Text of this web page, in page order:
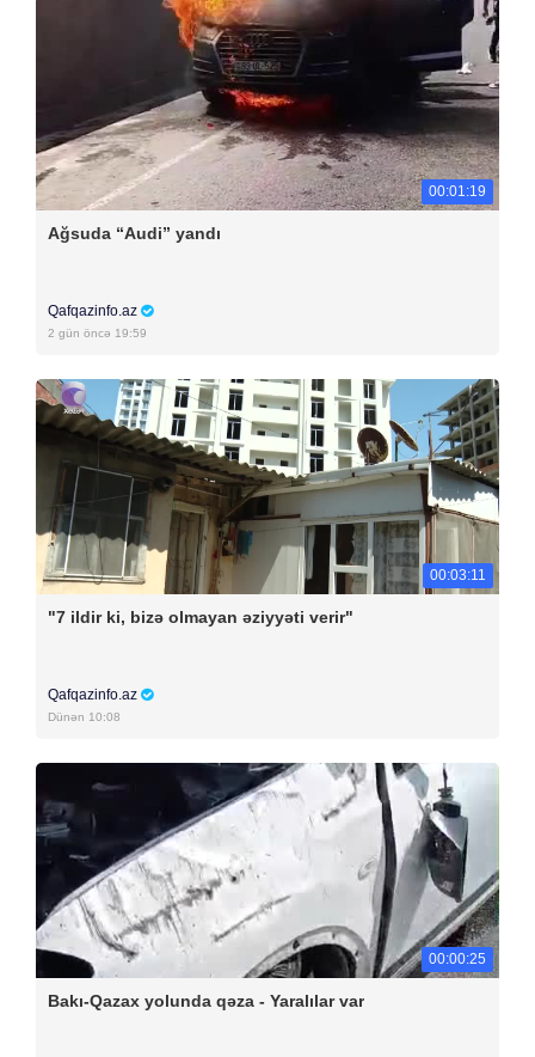
00:01:19
Ağsuda “Audi” yandı
Qafqazinfo.az
2 gün öncə 19:59
00:03:11
"7 ildir ki, bizə olmayan əziyyəti verir"
Qafqazinfo.az
Dünən 10:08
00:00:25
Bakı-Qazax yolunda qəza - Yaralılar var